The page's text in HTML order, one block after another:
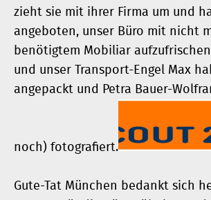
zieht sie mit ihrer Firma um und
angeboten, unser Büro mit nicht
benötigtem Mobiliar
und unser Transport-Engel Max
angepackt und Petra Bauer-
noch) fotografiert.
Gute-Tat München bedankt sich